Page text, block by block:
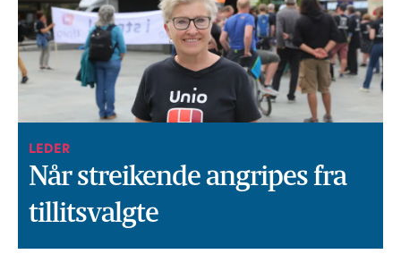
LEDER
Når streikende angripes fra
tillitsvalgte